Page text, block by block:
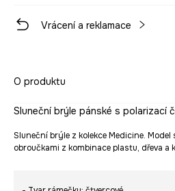
Vrácení a reklamace
O produktu
Sluneční brýle pánské s polarizací
Sluneční brýle z kolekce Medicine.
obroučkami z kombinace plastu, dřeva